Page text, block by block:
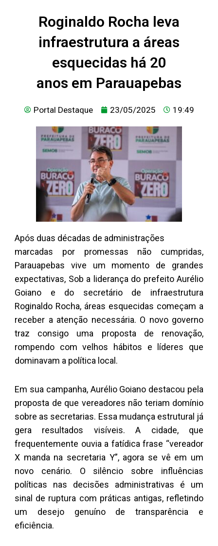
Roginaldo Rocha leva
infraestrutura a áreas
esquecidas há 20
anos em Parauapebas
Portal Destaque 23/05/2025 19:49
Após duas décadas de administrações
marcadas por promessas não cumpridas,
Parauapebas vive um momento de grandes
expectativas, Sob a liderança do prefeito Aurélio
Goiano e do secretário de infraestrutura
Roginaldo Rocha, áreas esquecidas começam a
receber a atenção necessária. O novo governo
traz consigo uma proposta de renovação,
rompendo com velhos hábitos e líderes que
dominavam a política local.
Em sua campanha, Aurélio Goiano destacou pela
proposta de que vereadores não teriam domínio
sobre as secretarias. Essa mudança estrutural já
gera resultados visíveis. A cidade, que
frequentemente ouvia a fatídica frase “vereador
X manda na secretaria Y”, agora se vê em um
novo cenário. O silêncio sobre influências
políticas nas decisões administrativas é um
sinal de ruptura com práticas antigas, refletindo
um desejo genuíno de transparência e
eficiência.